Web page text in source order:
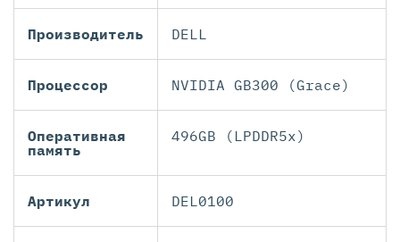
Производитель DELL
Процессор NVIDIA GB300 (Grace)
Оперативная
память
496GB (LPDDR5x)
Артикул DEL0100